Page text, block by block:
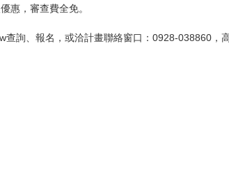
惠，審查費全免。
詢、報名，或洽計畫聯絡窗口：0928-038860，高